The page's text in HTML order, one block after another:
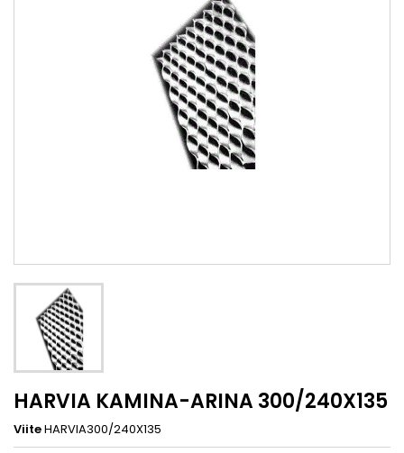
HARVIA KAMINA-ARINA 300/240X135
ViiteHARVIA300/240X135